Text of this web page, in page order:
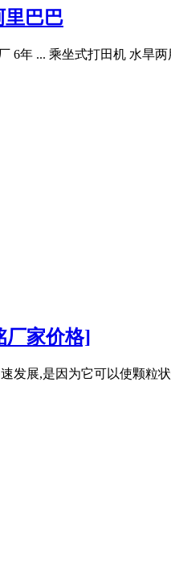
里巴巴
年 ... 乘坐式打田机 水旱
厂家价格]
展,是因为它可以使颗粒